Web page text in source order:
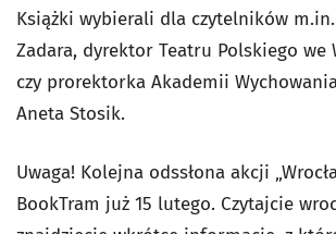
Książki wybierali dla czytelników m.in.
Zadara, dyrektor Teatru Polskiego we
czy prorektorka Akademii
Aneta Stosik.
Uwaga! Kolejna odssłona akcji
BookTram już 15 lutego. Czytajcie